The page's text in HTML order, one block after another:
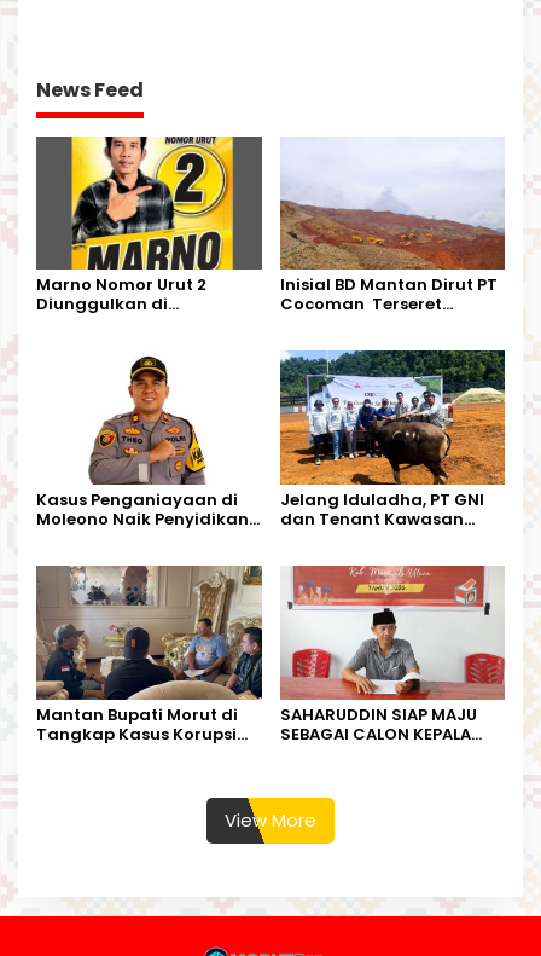
News Feed
Marno Nomor Urut 2
Diunggulkan di
Harapan Warga
Inisial BD Mantan Dirut PT
Cocoman Terseret
Kalimantan Barat
Kasus Penganiayaan di
Moleono Naik Penyidikan,
Jelang Iduladha, PT GNI
dan Tenant Kawasan
Mantan Bupati Morut di
Tangkap Kasus Korupsi
SAHARUDDIN SIAP MAJU
SEBAGAI CALON KEPALA
View More